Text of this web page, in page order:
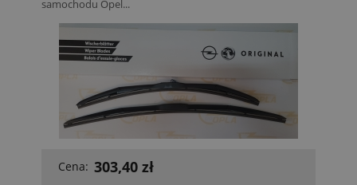
samochodu Opel...
Cena: 303,40 zł